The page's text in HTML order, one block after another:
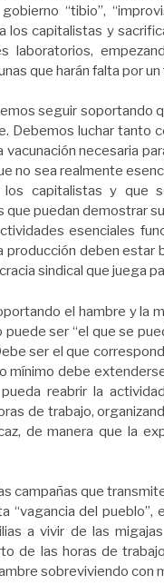
“tibio”,
los capitalistas y
laboratorios,
que harán falta por
seguir soportando
Debemos luchar tanto
necesaria
no sea realmente
capitalistas y que
puedan demostrar
esenciales
producción deben estar
sindical que juega
el hambre y la
puede ser “el que se
ser el que
mínimo debe
reabrir la
de trabajo,
de manera que la
campañas que
“vagancia del
a vivir de las
de las horas de
sobreviviendo con